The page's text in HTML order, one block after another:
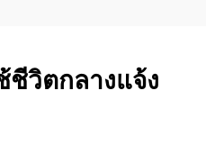
ชีวิตกลางแจ้ง